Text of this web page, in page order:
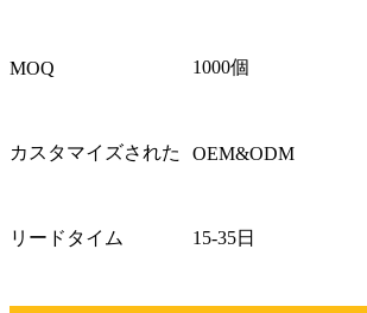
MOQ 1000個
カスタマイズされた OEM&ODM
リードタイム 15-35日